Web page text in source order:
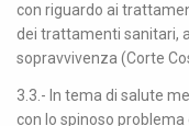
con riguardo ai
dei trattamenti sanitari,
sopravvivenza (Corte
3.3.- In tema di salute
con lo spinoso